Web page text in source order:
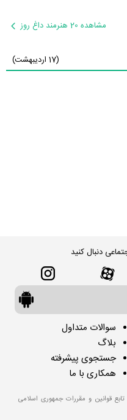
مشاهده 20 هنرمند داغ روز
(17 اردیبهشت)
دنبال کنید
سوالات متداول
بلاگ
جستجوی پیشرفته
همکاری با ما
قوانین و مقررات جمهوری اسلامی